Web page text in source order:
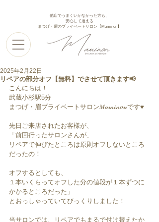
他店でうまくいかなかった方も、
安心して通える
まつげ・眉のプライベートサロン【Maminon】
リペアの部分オフ【無料】でさせて頂きます📢
2025年2月22日
こんにちは！
武蔵小杉駅5分
まつげ・眉プライベートサロン𝑀𝒶𝓂𝒾𝓃𝑜𝓃です♥︎︎
先日ご来店されたお客様が、
「前回行ったサロンさんが、
リペアで伸びたところは原則オフしないところ
だったの！
オフするとしても、
１本いくらってオフした分の値段が１本ずつに
かかるところだった」
とおっしゃっていてびっくりしました！
当サロンでは、リペアでもまるで付け替えたか